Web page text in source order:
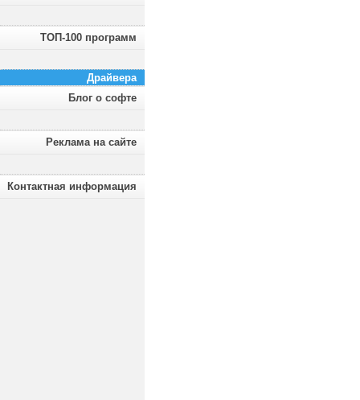
ТОП-100 программ
Драйвера
Блог о софте
Реклама на сайте
Контактная информация